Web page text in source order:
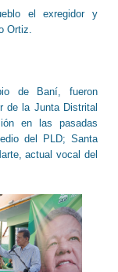
el exregidor y
Ortiz.
de Baní, fueron
de la Junta Distrital
en las pasadas
del PLD; Santa
actual vocal del